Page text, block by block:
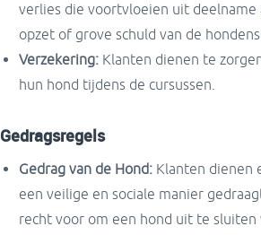
verlies die voortvloeien uit deelname
opzet of grove schuld van de
Verzekering: Klanten dienen te
hun hond tijdens de cursussen.
Gedragsregels
Gedrag van de Hond: Klanten dienen
een veilige en sociale manier
recht voor om een hond uit te